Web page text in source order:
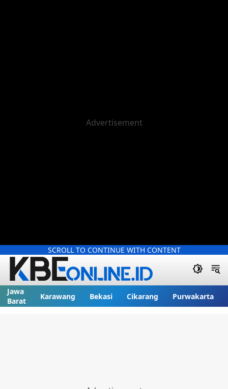
SCROLL TO CONTINUE WITH CONTENT
Jawa
Barat
Karawang Bekasi Cikarang Purwakarta